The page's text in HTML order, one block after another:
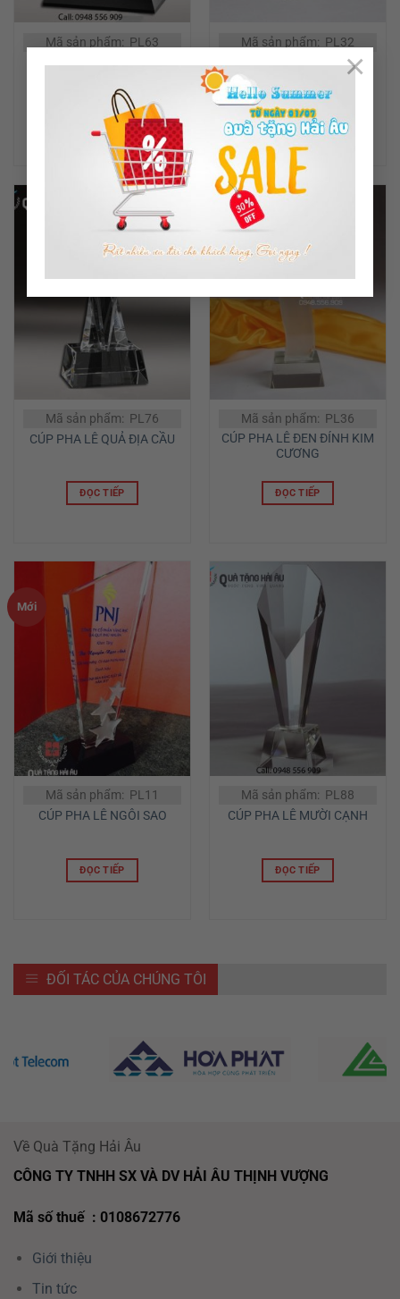
×
Mã sản phẩm: PL63
ĐỌC TIẾP
Mã sản phẩm: PL32
CÚP PHA LÊ ĐÍNH KIM
ĐỌC TIẾP
Mã sản phẩm: PL76
CÚP PHA LÊ QUẢ ĐỊA CẦU
ĐỌC TIẾP
Mã sản phẩm: PL36
CÚP PHA LÊ ĐEN ĐÍNH KIM
CƯƠNG
ĐỌC TIẾP
Mới
Mã sản phẩm: PL11
CÚP PHA LÊ NGÔI SAO
ĐỌC TIẾP
Mã sản phẩm: PL88
CÚP PHA LÊ MƯỜI CẠNH
ĐỌC TIẾP
ĐỐI TÁC CỦA CHÚNG TÔI
Về Quà Tặng Hải Âu
CÔNG TY TNHH SX VÀ DV HẢI ÂU THỊNH VƯỢNG
Mã số thuế : 0108672776
Giới thiệu
Tin tức